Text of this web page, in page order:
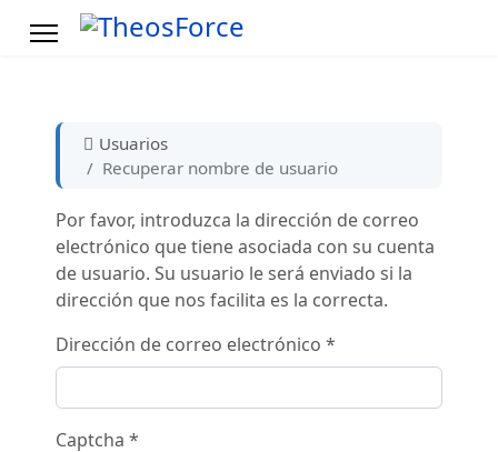
Usuarios
Recuperar nombre de usuario
Por favor, introduzca la dirección de correo
electrónico que tiene asociada con su cuenta
de usuario. Su usuario le será enviado si la
dirección que nos facilita es la correcta.
Dirección de correo electrónico *
Captcha *